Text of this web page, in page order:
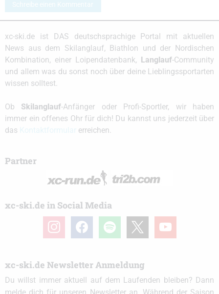
Schreibe einen Kommentar
xc-ski.de ist DAS deutschsprachige Portal mit aktuellen
News aus dem Skilanglauf, Biathlon und der Nordischen
Kombination, einer Loipendatenbank,
Langlauf-Community
und allem was du sonst noch über deine Lieblingssportarten
wissen solltest.
Ob Skilanglauf-Anfänger oder Profi-Sportler, wir haben
immer ein offenes Ohr für dich! Du kannst uns jederzeit über
das
erreichen.
Partner
xc-ski.de in Social Media
instagramfacebook spotify youtube
xc-ski.de Newsletter Anmeldung
Du willst immer aktuell auf dem Laufenden bleiben? Dann